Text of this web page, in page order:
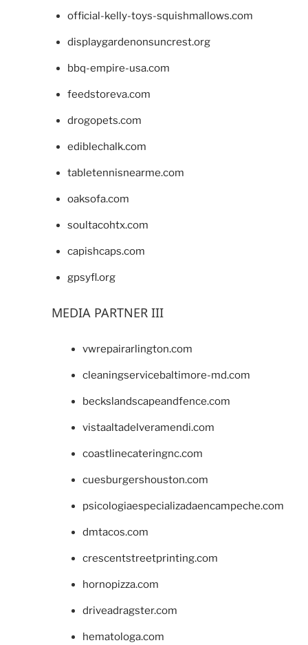
official-kelly-toys-squishmallows.com
displaygardenonsuncrest.org
bbq-empire-usa.com
feedstoreva.com
drogopets.com
ediblechalk.com
tabletennisnearme.com
oaksofa.com
soultacohtx.com
capishcaps.com
gpsyfl.org
MEDIA PARTNER III
vwrepairarlington.com
cleaningservicebaltimore-md.com
beckslandscapeandfence.com
vistaaltadelveramendi.com
coastlinecateringnc.com
cuesburgershouston.com
psicologiaespecializadaencampeche.com
dmtacos.com
crescentstreetprinting.com
hornopizza.com
driveadragster.com
hematologa.com